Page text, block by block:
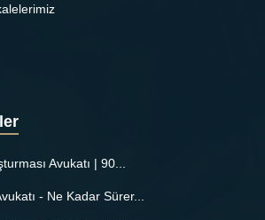
Avukatı | 90...
- Ne Kadar Sürer...